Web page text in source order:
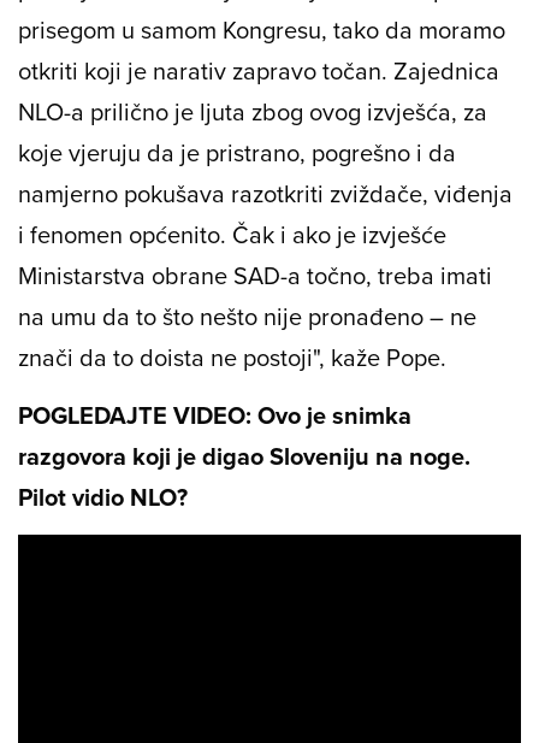
prisegom u samom Kongresu, tako da moramo
otkriti koji je narativ zapravo točan. Zajednica
NLO-a prilično je ljuta zbog ovog izvješća, za
koje vjeruju da je pristrano, pogrešno i da
namjerno pokušava razotkriti zviždače, viđenja
i fenomen općenito. Čak i ako je izvješće
Ministarstva obrane SAD-a točno, treba imati
na umu da to što nešto nije pronađeno – ne
znači da to doista ne postoji", kaže Pope.
POGLEDAJTE VIDEO: Ovo je snimka
razgovora koji je digao Sloveniju na noge.
Pilot vidio NLO?